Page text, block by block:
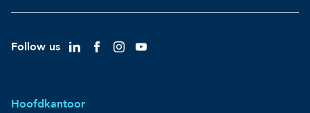
Follow us
Hoofdkantoor